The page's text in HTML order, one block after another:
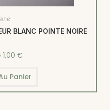
BLANC POINTE NOIRE
1,00 €
Panier